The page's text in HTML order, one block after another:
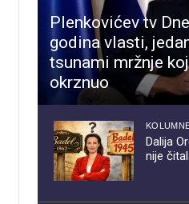
Plenkovićev tv
godina vlasti,
tsunami mržnje
okrznuo
Dalija
nije